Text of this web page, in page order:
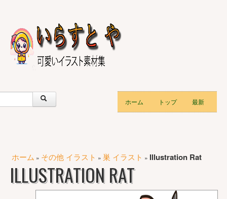
ホーム トップ 最新
ホーム » その他 イラスト » 巣 イラスト » Illustration Rat
ILLUSTRATION RAT